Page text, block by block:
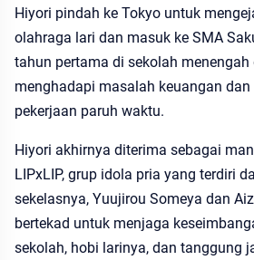
Hiyori pindah ke Tokyo untuk
olahraga lari dan masuk ke SMA
tahun pertama di sekolah menengah
menghadapi masalah keuangan
pekerjaan paruh waktu.
Hiyori akhirnya diterima sebagai
LIPxLIP, grup idola pria yang terdiri
sekelasnya, Yuujirou Someya dan
bertekad untuk menjaga
sekolah, hobi larinya, dan tanggung